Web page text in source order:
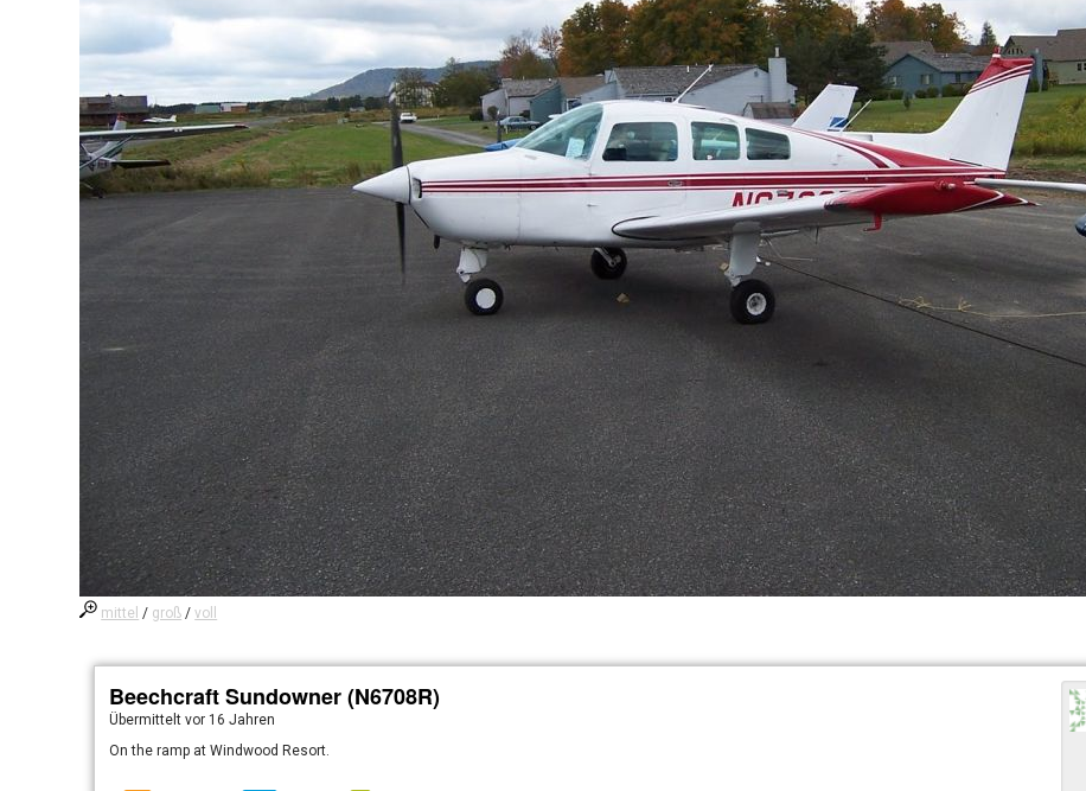
mittel / groß /voll
Beechcraft Sundowner (N6708R)
Übermitteltvor 16 Jahren
On the ramp at Windwood Resort.